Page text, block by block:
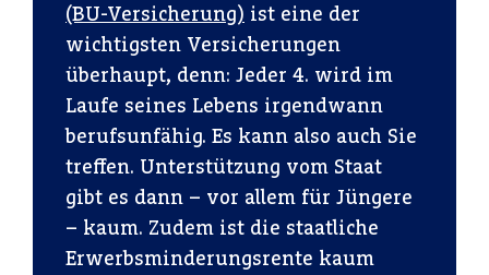
(BU-Versicherung) ist eine der
wichtigsten Versicherungen
überhaupt, denn: Jeder 4. wird im
Laufe seines Lebens irgendwann
berufsunfähig. Es kann also auch Sie
treffen. Unterstützung vom Staat
gibt es dann – vor allem für Jüngere
– kaum. Zudem ist die staatliche
Erwerbsminderungsrente kaum